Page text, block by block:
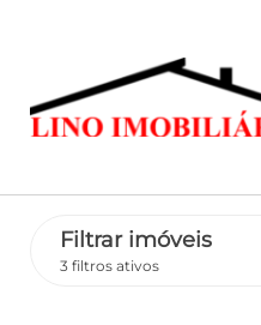
Filtrar imóveis
3 filtros ativos